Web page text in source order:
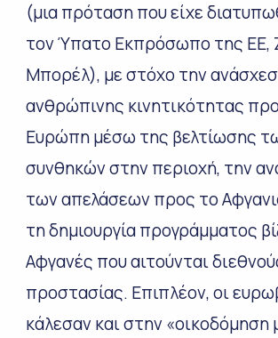
(μια πρόταση που είχε
τον Ύπατο Εκπρόσωπο της ΕΕ,
Μπορέλ), με στόχο την
ανθρώπινης κινητικότητας
Ευρώπη μέσω της βελτίωσης
συνθηκών στην περιοχή, την
των απελάσεων προς το
τη δημιουργία προγράμματος
Αφγανές που αιτούνται
προστασίας. Επιπλέον, οι
κάλεσαν και στην «οικοδόμηση